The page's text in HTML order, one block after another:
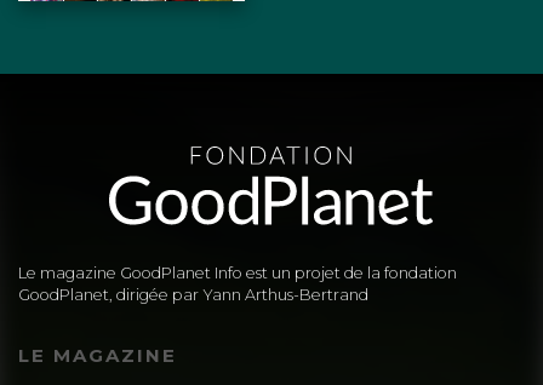
Le magazine GoodPlanet Info est un projet de la fondation
GoodPlanet, dirigée par Yann Arthus-Bertrand
LE MAGAZINE